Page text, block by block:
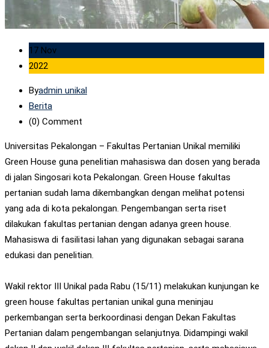
17 Nov
2022
Byadmin unikal
Berita
(0) Comment
Universitas Pekalongan – Fakultas Pertanian Unikal memiliki
Green House guna penelitian mahasiswa dan dosen yang berada
di jalan Singosari kota Pekalongan. Green House fakultas
pertanian sudah lama dikembangkan dengan melihat potensi
yang ada di kota pekalongan. Pengembangan serta riset
dilakukan fakultas pertanian dengan adanya green house.
Mahasiswa di fasilitasi lahan yang digunakan sebagai sarana
edukasi dan penelitian.
Wakil rektor III Unikal pada Rabu (15/11) melakukan kunjungan ke
green house fakultas pertanian unikal guna meninjau
perkembangan serta berkoordinasi dengan Dekan Fakultas
Pertanian dalam pengembangan selanjutnya. Didampingi wakil